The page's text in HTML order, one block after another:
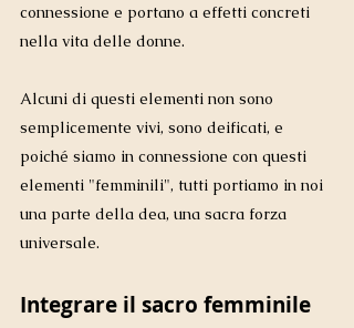
connessione e portano a effetti concreti
nella vita delle donne.
Alcuni di questi elementi non sono
semplicemente vivi, sono deificati, e
poiché siamo in connessione con questi
elementi "femminili", tutti portiamo in noi
una parte della dea, una sacra forza
universale.
Integrare il sacro femminile